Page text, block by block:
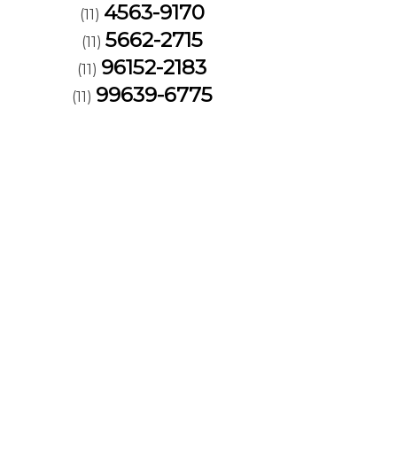
(11) 4563-9170
(11) 5662-2715
(11) 96152-2183
(11) 99639-6775